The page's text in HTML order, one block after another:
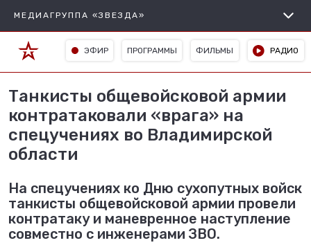
МЕДИАГРУППА «ЗВЕЗДА»
ЭФИР ПРОГРАММЫ ФИЛЬМЫ РАДИО
Танкисты общевойсковой армии
контратаковали «врага» на
спецучениях во Владимирской
области
На спецучениях ко Дню сухопутных войск
танкисты общевойсковой армии провели
контратаку и маневренное наступление
совместно с инженерами ЗВО.